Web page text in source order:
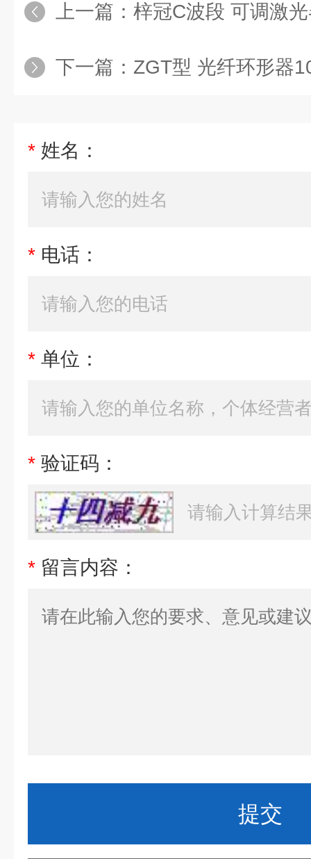
上一篇： 梓冠C波段 可调激
下一篇： ZGT型 光纤环形器
* 姓名：
* 电话：
* 单位：
* 验证码：
* 留言内容：